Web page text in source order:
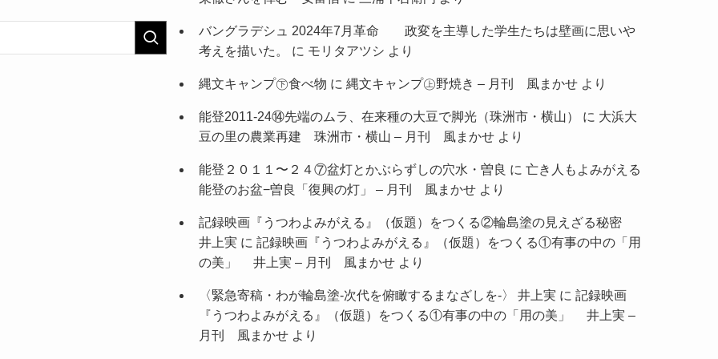
バングラデシュ 2024年7月革命 政変を主導した学生たちは壁画に思いや
考えを描いた。
に モリタアツシ より
縄文キャンプ㊦食べ物 に 縄文キャンプ㊤野焼き – 月刊 風まかせ より
能登2011-24⑭先端のムラ、在来種の大豆で脚光（珠洲市・横山） に 大浜大
豆の里の農業再建 珠洲市・横山 – 月刊 風まかせ より
能登２０１１〜２４⑦盆灯とかぶらずしの穴水・曽良 に 亡き人もよみがえる
能登のお盆−曽良「復興の灯」 – 月刊 風まかせ より
記録映画『うつわよみがえる』（仮題）をつくる②輪島塗の見えざる秘密
井上実 に 記録映画『うつわよみがえる』（仮題）をつくる①有事の中の「用
の美」 井上実 – 月刊 風まかせ より
〈緊急寄稿・わが輪島塗-次代を俯瞰するまなざしを-〉 井上実 に 記録映画
『うつわよみがえる』（仮題）をつくる①有事の中の「用の美」 井上実 –
月刊 風まかせ より